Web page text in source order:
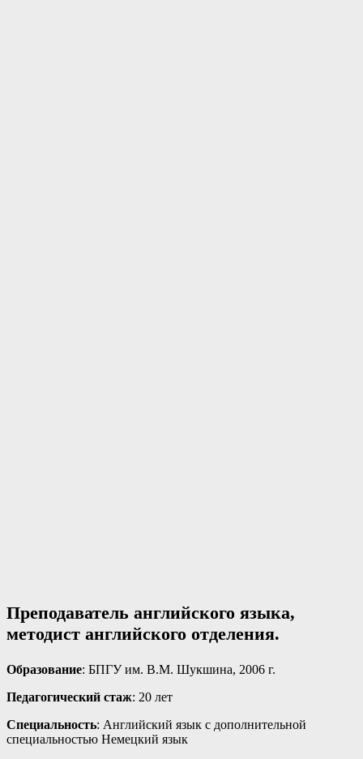
Преподаватель английского языка,
методист английского отделения.
Образование: БПГУ им. В.М. Шукшина, 2006 г.
Педагогический стаж: 20 лет
Специальность: Английский язык с дополнительной
специальностью Немецкий язык